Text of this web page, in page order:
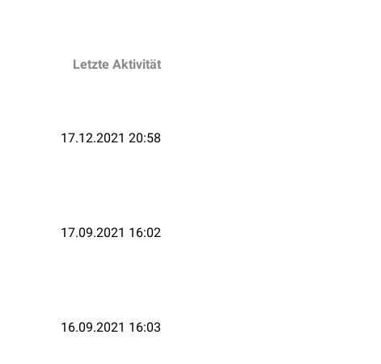
Letzte Aktivität
17.12.2021 20:58
17.09.2021 16:02
16.09.2021 16:03